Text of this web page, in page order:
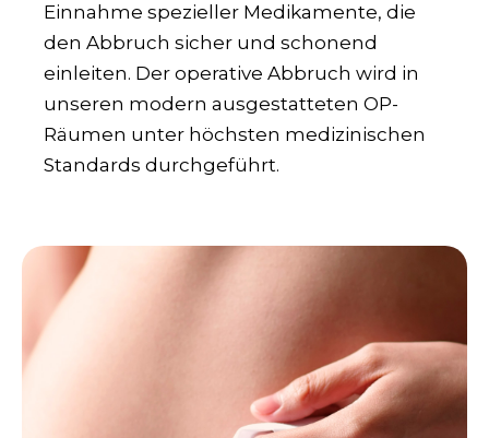
Einnahme spezieller Medikamente, die
den Abbruch sicher und schonend
einleiten. Der operative Abbruch wird in
unseren modern ausgestatteten OP-
Räumen unter höchsten medizinischen
Standards durchgeführt.